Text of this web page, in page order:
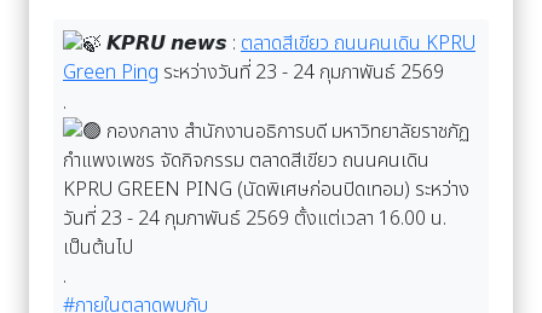
𝙆𝙋𝙍𝙐 𝙣𝙚𝙬𝙨 : ตลาดสีเขียว ถนนคนเดิน KPRU
Green Ping ระหว่างวันที่ 23 - 24 กุมภาพันธ์ 2569
.
กองกลาง สำนักงานอธิการบดี มหาวิทยาลัยราชภัฏ
กำแพงเพชร จัดกิจกรรม ตลาดสีเขียว ถนนคนเดิน
KPRU GREEN PING (นัดพิเศษก่อนปิดเทอม) ระหว่าง
วันที่ 23 - 24 กุมภาพันธ์ 2569 ตั้งแต่เวลา 16.00 น.
เป็นต้นไป
.
#ภายในตลาดพบกับ